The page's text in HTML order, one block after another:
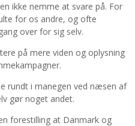
ikke nemme at svare på. For
for os andre, og ofte
over for sig selv.
på mere viden og oplysning
rundt i manegen ved næsen af
gør noget andet.
forestilling at Danmark og